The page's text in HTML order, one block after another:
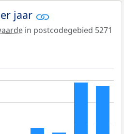
jaar
in postcodegebied 5271